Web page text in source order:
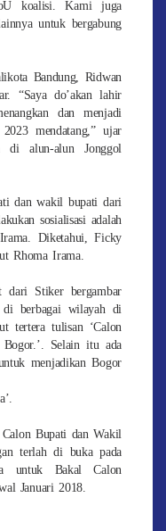
koalisi. Kami juga
untuk bergabung
Bandung, Ridwan
“Saya do’akan lahir
dan menjadi
mendatang,” ujar
di alun-alun Jonggol
dan wakil bupati dari
sosialisasi adalah
Diketahui, Ficky
Rhoma Irama.
dari Stiker bergambar
di berbagai wilayah di
tertera tulisan ‘Calon
Selain itu ada
menjadikan Bogor
Bupati dan Wakil
terlah di buka pada
untuk Bakal Calon
Januari 2018.